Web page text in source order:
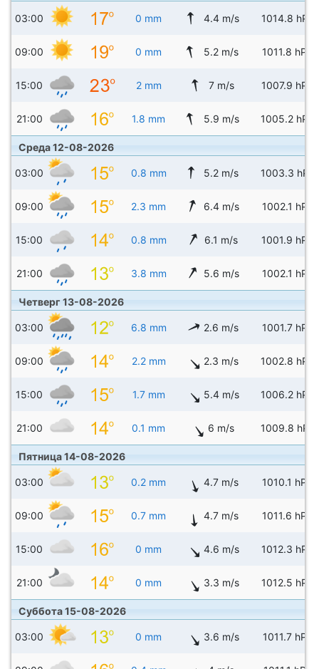
03:00 0 mm 4.4 m/s 1014.8 hPa
09:00 0 mm 5.2 m/s 1011.8 hPa
15:00 2 mm 7 m/s 1007.9 hPa
21:00 1.8 mm 5.9 m/s 1005.2 hPa
Среда 12-08-2026
03:00 0.8 mm 5.2 m/s 1003.3 hPa
09:00 2.3 mm 6.4 m/s 1002.1 hPa
15:00 0.8 mm 6.1 m/s 1001.9 hPa
21:00 3.8 mm 5.6 m/s 1002.1 hPa
Четверг 13-08-2026
03:00 6.8 mm 2.6 m/s 1001.7 hPa
09:00 2.2 mm 2.3 m/s 1002.8 hPa
15:00 1.7 mm 5.4 m/s 1006.2 hPa
21:00 0.1 mm 6 m/s 1009.8 hPa
Пятница 14-08-2026
03:00 0.2 mm 4.7 m/s 1010.1 hPa
09:00 0.7 mm 4.7 m/s 1011.6 hPa
15:00 0 mm 4.6 m/s 1012.3 hPa
21:00 0 mm 3.3 m/s 1012.5 hPa
Суббота 15-08-2026
03:00 0 mm 3.6 m/s 1011.7 hPa